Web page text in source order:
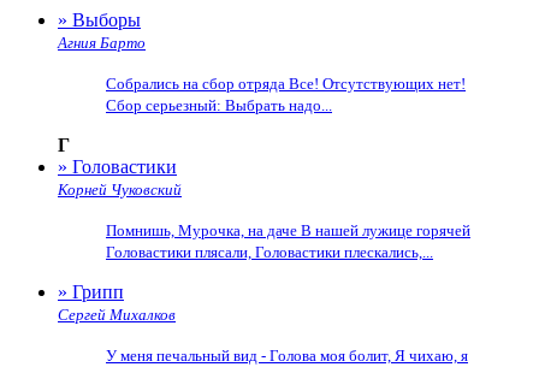
» Выборы
Агния Барто
Собрались на сбор отряда Все! Отсутствующих нет!
Сбор серьезный: Выбрать надо...
Г
» Головастики
Корней Чуковский
Помнишь, Мурочка, на даче В нашей лужице горячей
Головастики плясали, Головастики плескались,...
» Грипп
Сергей Михалков
У меня печальный вид - Голова моя болит, Я чихаю, я